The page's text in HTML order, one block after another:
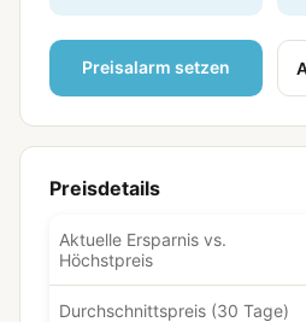
Preisalarm setzen
Preisdetails
Aktuelle Ersparnis vs.
Höchstpreis
Durchschnittspreis (30 Tage)